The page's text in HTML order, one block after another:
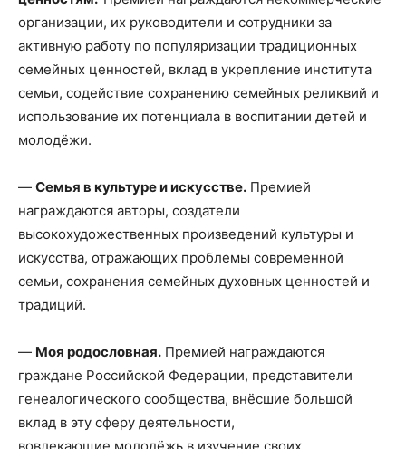
организации, их руководители и сотрудники за
активную работу по популяризации традиционных
семейных ценностей, вклад в укрепление института
семьи, содействие сохранению семейных реликвий и
использование их потенциала в воспитании детей и
молодёжи.
— Семья в культуре и искусстве. Премией
награждаются авторы, создатели
высокохудожественных произведений культуры и
искусства, отражающих проблемы современной
семьи, сохранения семейных духовных ценностей и
традиций.
— Моя родословная. Премией награждаются
граждане Российской Федерации, представители
генеалогического сообщества, внёсшие большой
вклад в эту сферу деятельности,